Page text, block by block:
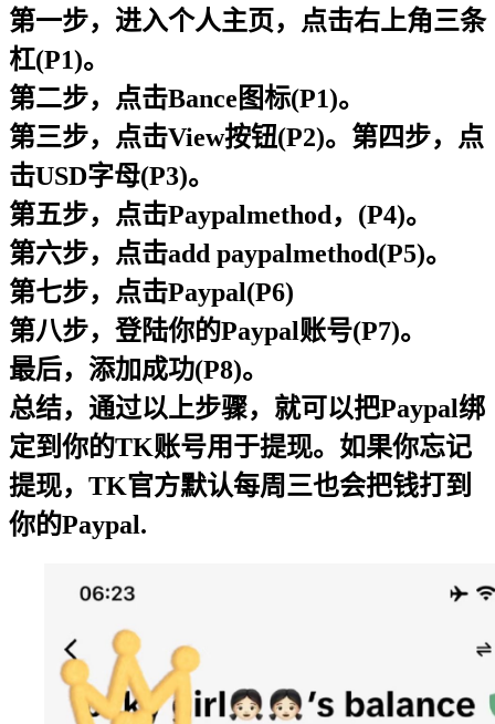
第一步，进入个人主页，点击右上角三条
杠(P1)。
第二步，点击Bance图标(P1)。
第三步，点击View按钮(P2)。第四步，点
击USD字母(P3)。
第五步，点击Paypalmethod，(P4)。
第六步，点击add paypalmethod(P5)。
第七步，点击Paypal(P6)
第八步，登陆你的Paypal账号(P7)。
最后，添加成功(P8)。
总结，通过以上步骤，就可以把Paypal绑
定到你的TK账号用于提现。如果你忘记
提现，TK官方默认每周三也会把钱打到
你的Paypal.